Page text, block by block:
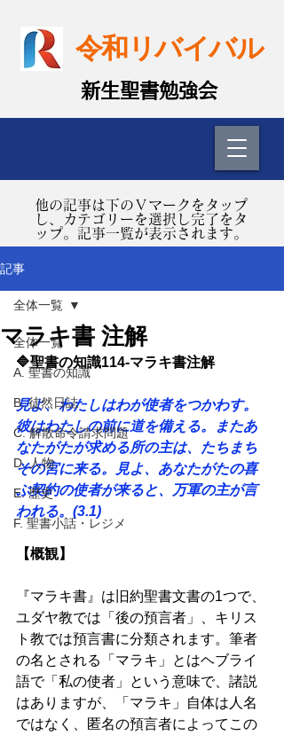
令和リバイバル
​新生聖書勉強会
​他の記事は下のＶマークをタップ
し、カテゴリーを選択し完了をタ
ップ。記事一覧が表示されます。
記事
全体一覧
A. 聖書の知識
B. 徒然日誌
C. 解散命令請求問題
D. 人物
E. 歴史
F. 聖書小話・レジメ
全体一覧
マラキ書 注解
🔷聖書の知識114-マラキ書注解
見よ、わたしはわが使者をつかわす。
彼はわたしの前に道を備える。またあ
なたがたが求める所の主は、たちまち
その宮に来る。見よ、あなたがたの喜
ぶ契約の使者が来ると、万軍の主が言
われる。(3.1)
【概観】
『マラキ書』は旧約聖書文書の1つで、
ユダヤ教では「後の預言者」、キリス
ト教では預言書に分類されます。筆者
の名とされる「マラキ」とはヘブライ
語で「私の使者」という意味で、諸説
はありますが、「マラキ」自体は人名
ではなく、匿名の預言者によってこの